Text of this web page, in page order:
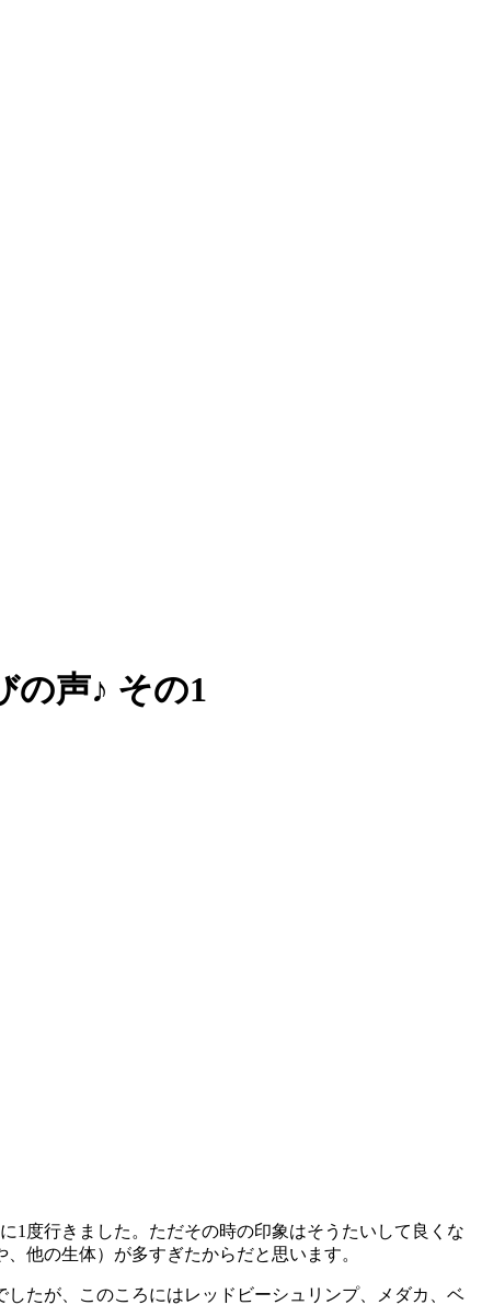
の声♪ その1
1度行きました。ただその時の印象はそうたいして良くな
他の生体）が多すぎたからだと思います。
たが、このころにはレッドビーシュリンプ、メダカ、ベ